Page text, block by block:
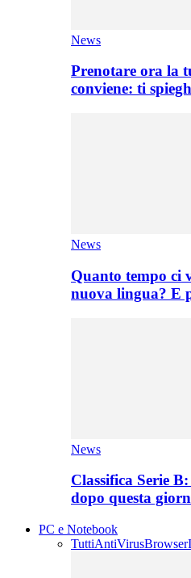
News
Prenotare ora la
conviene: ti
News
Quanto tempo ci
nuova lingua? E
News
Classifica Serie
dopo questa
PC e Notebook
TuttiAntiVirusBrowser